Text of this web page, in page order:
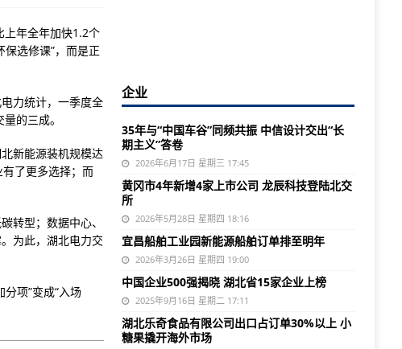
上年全年加快1.2个
选修课”，而是正
力统计，一季度全
的三成。
新能源装机规模达
了更多选择；而
转型；数据中心、
为此，湖北电力交
项”变成“入场
企业
35年与“中国车谷”同频共振 中信设计交出“长
期主义”答卷
2026年6月17日 星期三 17:45
黄冈市4年新增4家上市公司 龙辰科技登陆北交
所
2026年5月28日 星期四 18:16
宜昌船舶工业园新能源船舶订单排至明年
2026年3月26日 星期四 19:00
中国企业500强揭晓 湖北省15家企业上榜
2025年9月16日 星期二 17:11
湖北乐奇食品有限公司出口占订单30%以上 小
糖果撬开海外市场